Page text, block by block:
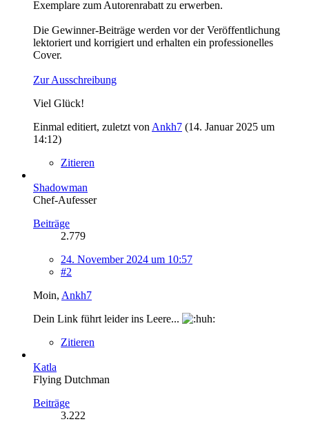
Exemplare zum Autorenrabatt zu erwerben.
Die Gewinner-Beiträge werden vor der Veröffentlichung
lektoriert und korrigiert und erhalten ein professionelles
Cover.
Zur Ausschreibung
Viel Glück!
Einmal editiert, zuletzt von Ankh7 (14. Januar 2025 um
14:12)
Zitieren
Shadowman
Chef-Aufesser
Beiträge
2.779
24. November 2024 um 10:57
#2
Moin, Ankh7
Dein Link führt leider ins Leere...
Zitieren
Katla
Flying Dutchman
Beiträge
3.222